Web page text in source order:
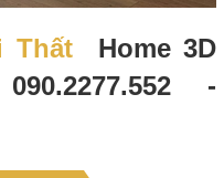
ThấtHome 3D
-